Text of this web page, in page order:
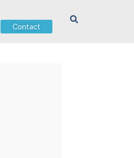
Contact